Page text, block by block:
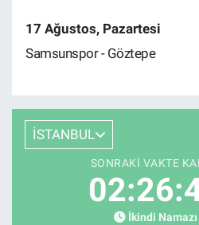
17 Ağustos, Pazartesi
Samsunspor - Göztepe
İSTANBUL
SONRAKI VAKTE
İkindi Namazı